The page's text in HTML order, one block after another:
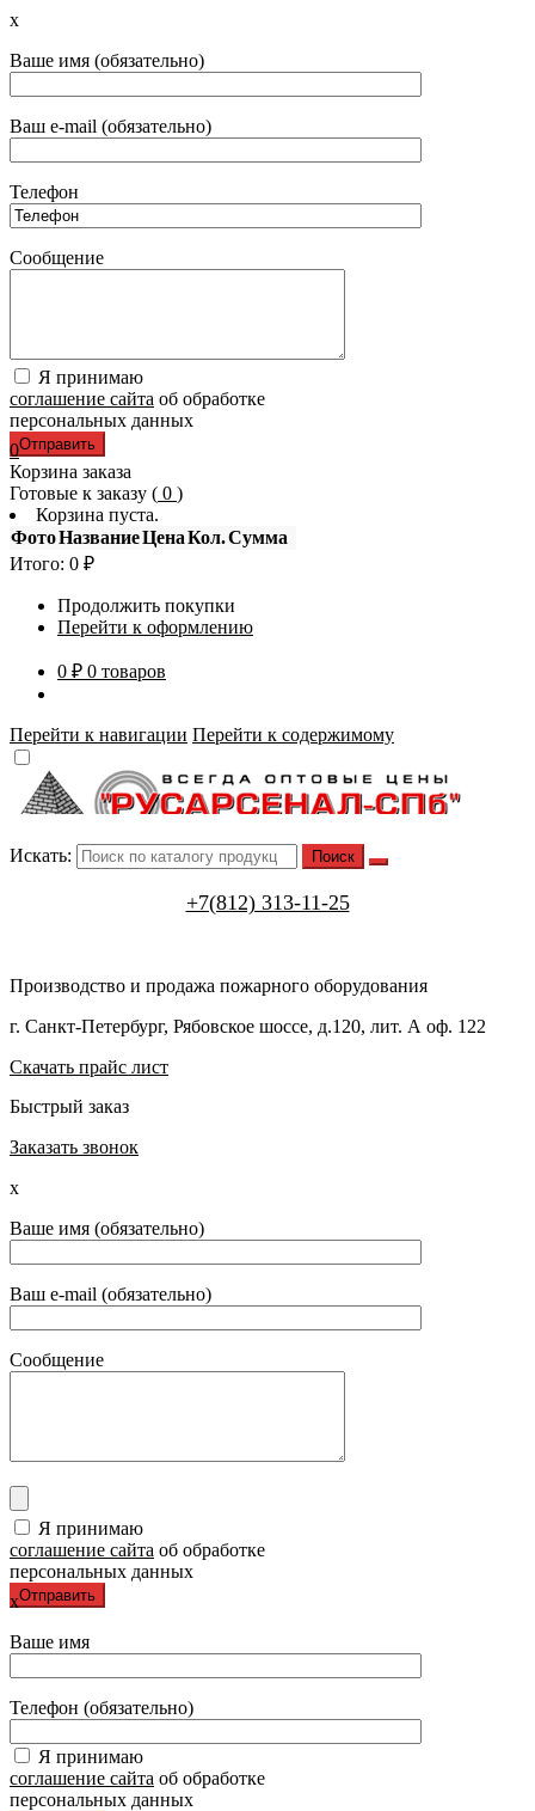
x
Ваше имя (обязательно)
Ваш e-mail (обязательно)
Телефон
Сообщение
Я принимаю
соглашение сайта об обработке
персональных данных
0
Корзина заказа
Готовые к заказу ( 0 )
Корзина пуста.
ФотоНазваниеЦенаКол.Сумма
Итого: 0 ₽
Продолжить покупки
Перейти к оформлению
0 ₽ 0 товаров
Перейти к навигации Перейти к содержимому
Искать:
+7(812) 313-11-25
Производство и продажа пожарного оборудования
г. Санкт-Петербург, Рябовское шоссе, д.120, лит. А оф. 122
Скачать прайс лист
Быстрый заказ
Заказать звонок
x
Ваше имя (обязательно)
Ваш e-mail (обязательно)
Сообщение
Я принимаю
соглашение сайта об обработке
персональных данных
x
Ваше имя
Телефон (обязательно)
Я принимаю
соглашение сайта об обработке
персональных данных